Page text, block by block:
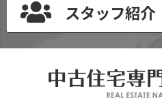
スタッフ紹介